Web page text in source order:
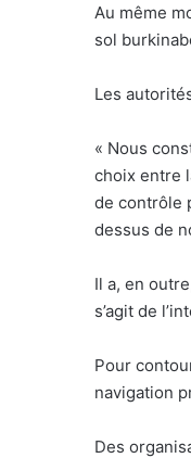
Au même
sol
Les
« Nous
choix entre
de contrôle
dessus de
Il a, en
s’agit de
Pour
navigation
Des